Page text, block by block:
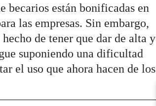
becarios están bonificadas en
las empresas. Sin embargo,
de tener que dar de alta y
suponiendo una dificultad
el uso que ahora hacen de los